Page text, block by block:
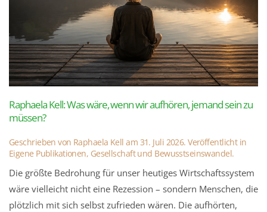
Raphaela Kell: Was wäre, wenn wir aufhören, jemand sein zu
müssen?
Geschrieben von Raphaela Kell am 31. Juli 2026. Veröffentlicht in
Eigene Publikationen, Gesellschaft und Bewusstseinswandel.
Die größte Bedrohung für unser heutiges Wirtschaftssystem
wäre vielleicht nicht eine Rezession – sondern Menschen, die
plötzlich mit sich selbst zufrieden wären. Die aufhörten,